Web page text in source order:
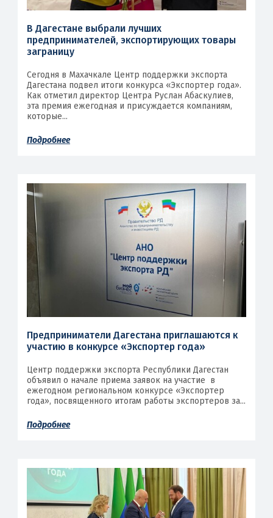
В Дагестане выбрали лучших
предпринимателей, экспортирующих товары
заграницу
Сегодня в Махачкале Центр поддержки экспорта
Дагестана подвел итоги конкурса «Экспортер года».
Как отметил директор Центра Руслан Абаскулиев,
эта премия ежегодная и присуждается компаниям,
которые...
Подробнее
Предприниматели Дагестана приглашаются к
участию в конкурсе «Экспортер года»
Центр поддержки экспорта Республики Дагестан
объявил о начале приема заявок на участие в
ежегодном региональном конкурсе «Экспортер
года», посвященного итогам работы экспортеров за...
Подробнее